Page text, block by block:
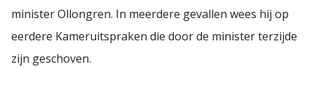
minister Ollongren. In meerdere gevallen wees hij op
eerdere Kameruitspraken die door de minister terzijde
zijn geschoven.